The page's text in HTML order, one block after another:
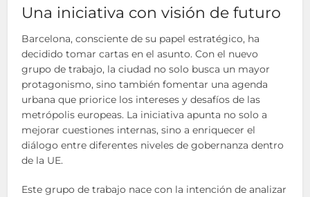
Una iniciativa con visión de futuro
Barcelona, consciente de su papel estratégico, ha
decidido tomar cartas en el asunto. Con el nuevo
grupo de trabajo, la ciudad no solo busca un mayor
protagonismo, sino también fomentar una agenda
urbana que priorice los intereses y desafíos de las
metrópolis europeas. La iniciativa apunta no solo a
mejorar cuestiones internas, sino a enriquecer el
diálogo entre diferentes niveles de gobernanza dentro
de la UE.
Este grupo de trabajo nace con la intención de analizar